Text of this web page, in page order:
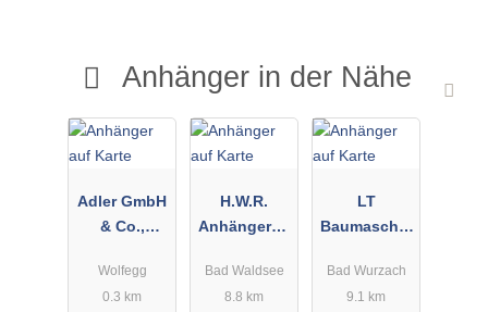
Anhänger in der Nähe
Adler GmbH
& Co.,
Seilwinden
u. Fahrz.Bau
Wolfegg
0.3 km
H.W.R.
Anhängerba
Bad Waldsee
8.8 km
LT
Baumaschin
Messtechnik
-
Bad Wurzach
9.1 km